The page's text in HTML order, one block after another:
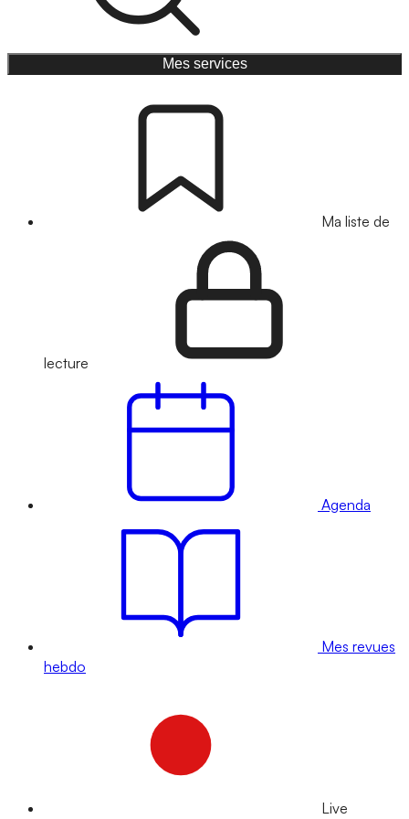
Mes services
Ma liste de
lecture
Agenda
Mes revues
hebdo
Live